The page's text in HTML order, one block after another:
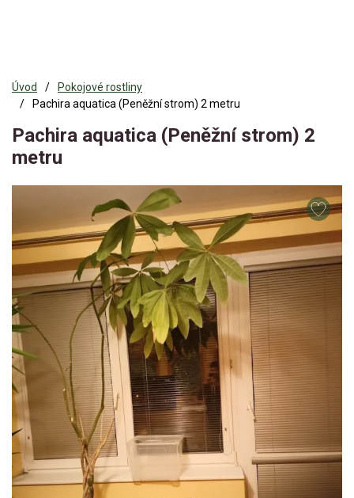
Úvod
Pokojové rostliny
Pachira aquatica (Peněžní strom) 2 metru
Pachira aquatica (Peněžní strom) 2
metru